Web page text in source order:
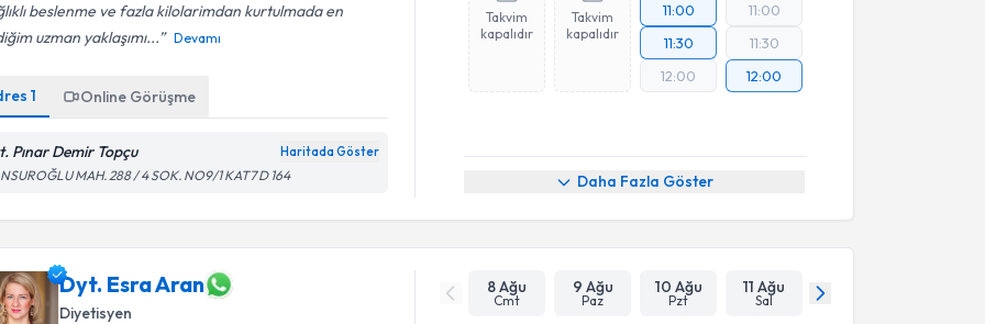
beslenme ve fazla kilolarimdan kurtulmada en
uzman yaklaşımı...
Devamı
1 Online Görüşme
Pınar Demir Topçu Haritada Göster
MAH. 288 / 4 SOK. NO9/1 KAT7 D 164
Takvim
kapalıdır
Takvim
kapalıdır
11:00
11:30
12:00
11:00
11:30
12:00
Daha Fazla Göster
Dyt. Esra Aran
Diyetisyen
8 Ağu
Cmt
9 Ağu
Paz
10 Ağu
Pzt
11 Ağu
Sal